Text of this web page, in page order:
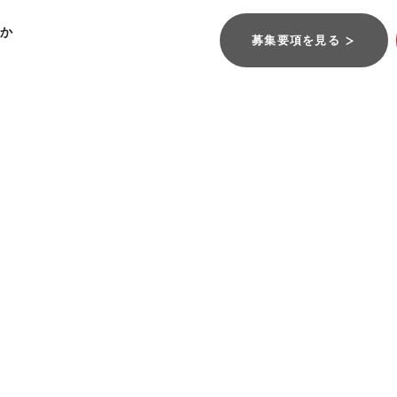
募集要項を見る